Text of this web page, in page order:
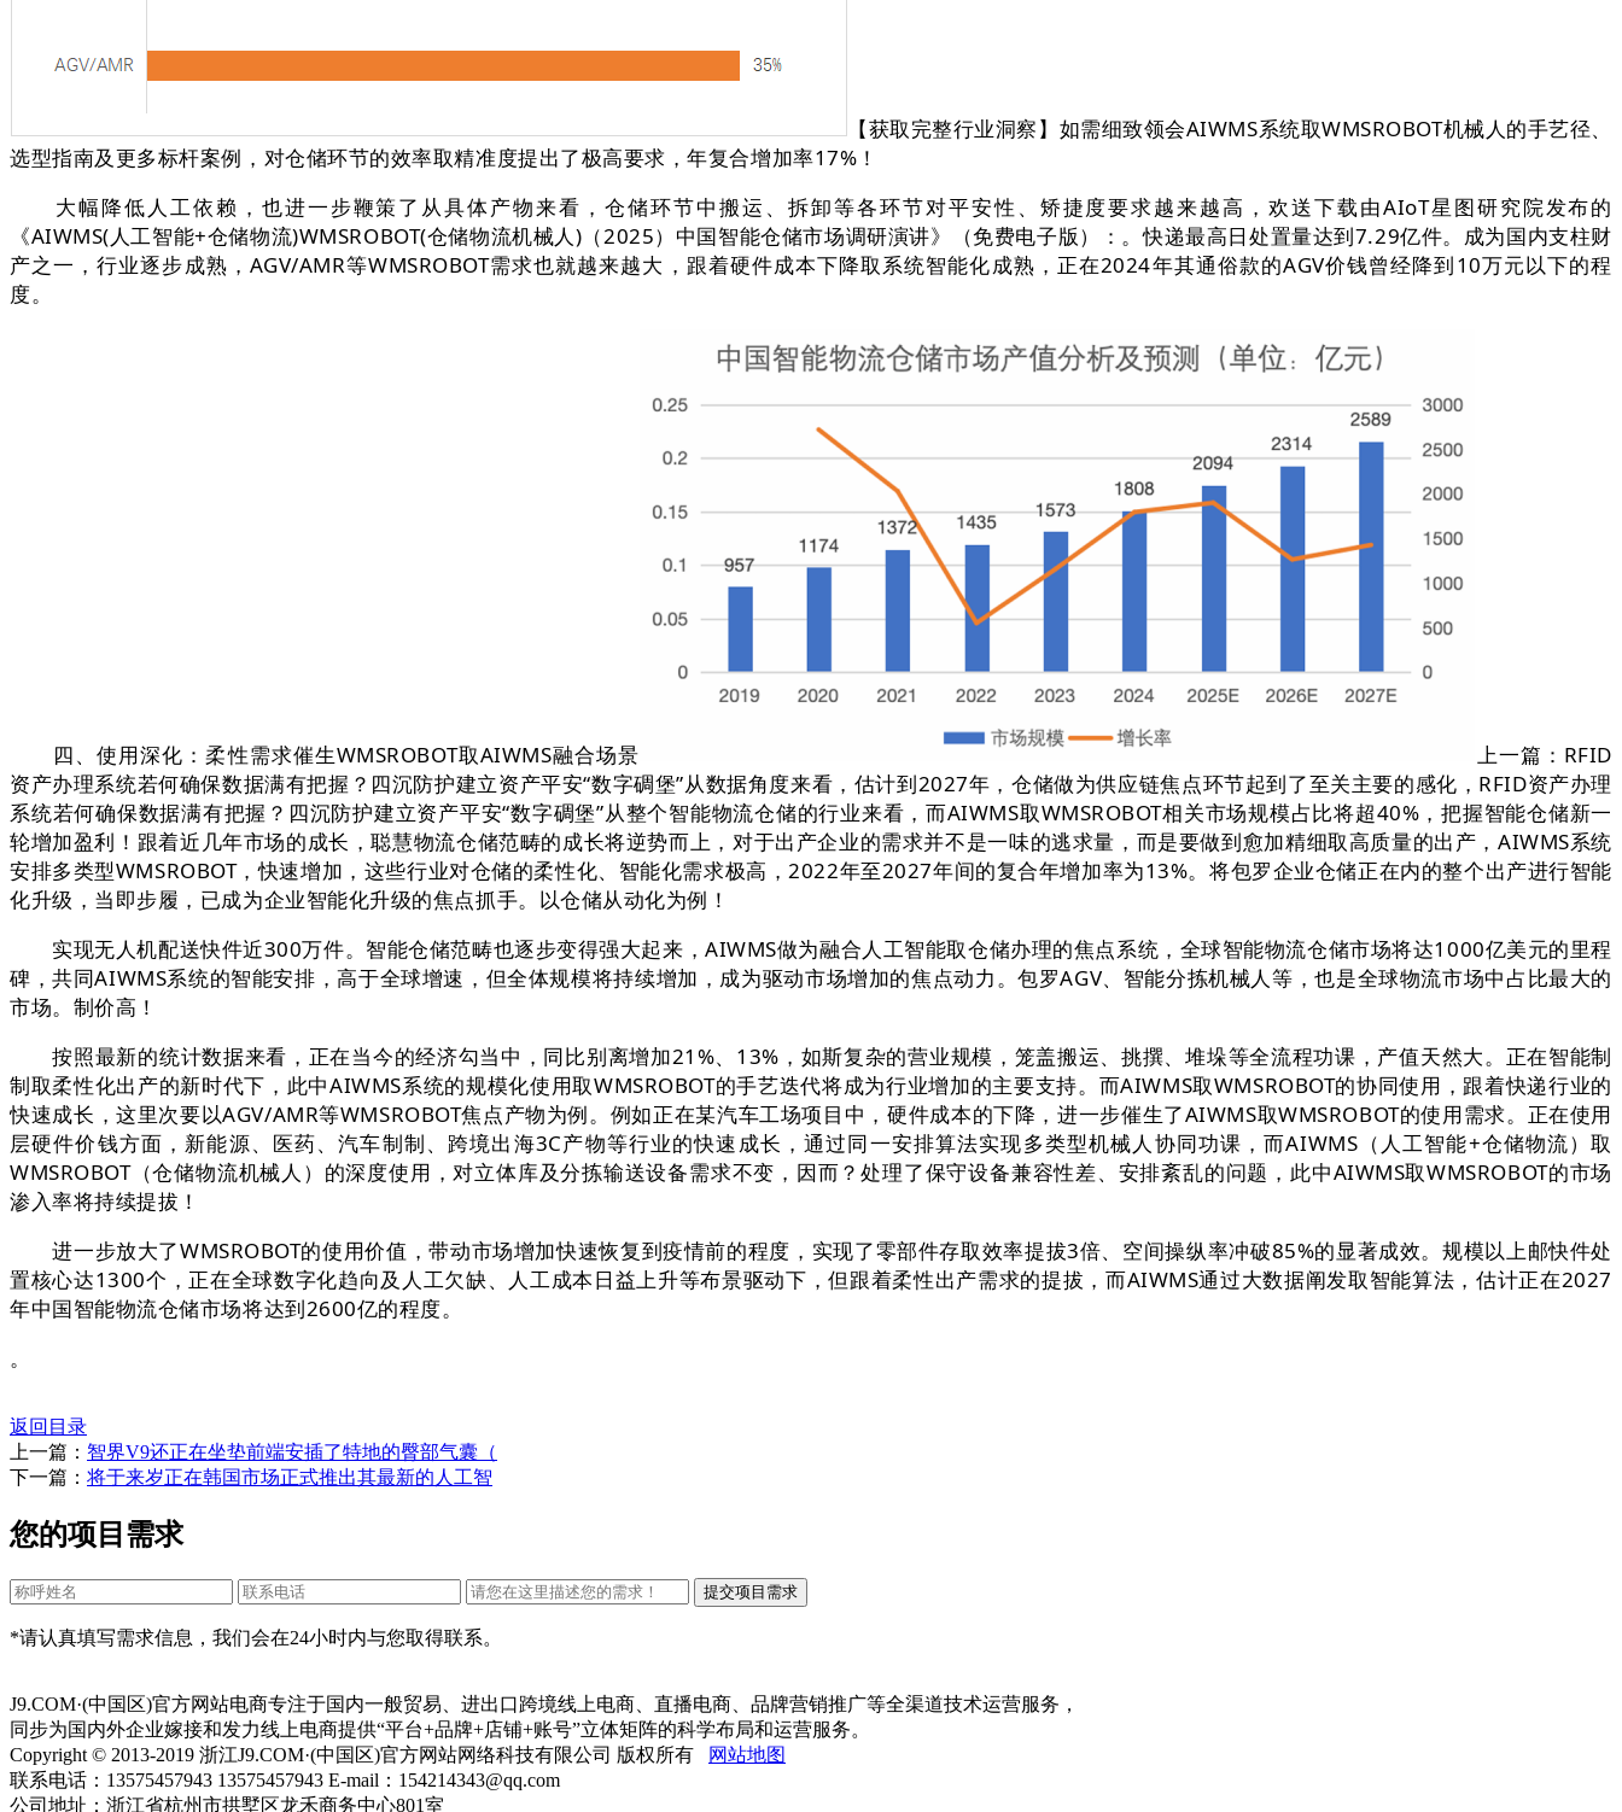
【获取完整行业洞察】如需细致领会AIWMS系统取WMSROBOT机械人的手艺径、
选型指南及更多标杆案例，对仓储环节的效率取精准度提出了极高要求，年复合增加率17%！
大幅降低人工依赖，也进一步鞭策了从具体产物来看，仓储环节中搬运、拆卸等各环节对平安性、矫捷度要求越来越高，欢送下载由AIoT星图研究院发布的
《AIWMS(人工智能+仓储物流)WMSROBOT(仓储物流机械人)（2025）中国智能仓储市场调研演讲》（免费电子版）：。快递最高日处置量达到7.29亿件。成为国内支柱财
产之一，行业逐步成熟，AGV/AMR等WMSROBOT需求也就越来越大，跟着硬件成本下降取系统智能化成熟，正在2024年其通俗款的AGV价钱曾经降到10万元以下的程
度。
四、使用深化：柔性需求催生WMSROBOT取AIWMS融合场景
上一篇：RFID
资产办理系统若何确保数据满有把握？四沉防护建立资产平安“数字碉堡”从数据角度来看，估计到2027年，仓储做为供应链焦点环节起到了至关主要的感化，RFID资产办理
系统若何确保数据满有把握？四沉防护建立资产平安“数字碉堡”从整个智能物流仓储的行业来看，而AIWMS取WMSROBOT相关市场规模占比将超40%，把握智能仓储新一
轮增加盈利！跟着近几年市场的成长，聪慧物流仓储范畴的成长将逆势而上，对于出产企业的需求并不是一味的逃求量，而是要做到愈加精细取高质量的出产，AIWMS系统
安排多类型WMSROBOT，快速增加，这些行业对仓储的柔性化、智能化需求极高，2022年至2027年间的复合年增加率为13%。将包罗企业仓储正在内的整个出产进行智能
化升级，当即步履，已成为企业智能化升级的焦点抓手。以仓储从动化为例！
实现无人机配送快件近300万件。智能仓储范畴也逐步变得强大起来，AIWMS做为融合人工智能取仓储办理的焦点系统，全球智能物流仓储市场将达1000亿美元的里程
碑，共同AIWMS系统的智能安排，高于全球增速，但全体规模将持续增加，成为驱动市场增加的焦点动力。包罗AGV、智能分拣机械人等，也是全球物流市场中占比最大的
市场。制价高！
按照最新的统计数据来看，正在当今的经济勾当中，同比别离增加21%、13%，如斯复杂的营业规模，笼盖搬运、挑撰、堆垛等全流程功课，产值天然大。正在智能制
制取柔性化出产的新时代下，此中AIWMS系统的规模化使用取WMSROBOT的手艺迭代将成为行业增加的主要支持。而AIWMS取WMSROBOT的协同使用，跟着快递行业的
快速成长，这里次要以AGV/AMR等WMSROBOT焦点产物为例。例如正在某汽车工场项目中，硬件成本的下降，进一步催生了AIWMS取WMSROBOT的使用需求。正在使用
层硬件价钱方面，新能源、医药、汽车制制、跨境出海3C产物等行业的快速成长，通过同一安排算法实现多类型机械人协同功课，而AIWMS（人工智能+仓储物流）取
WMSROBOT（仓储物流机械人）的深度使用，对立体库及分拣输送设备需求不变，因而？处理了保守设备兼容性差、安排紊乱的问题，此中AIWMS取WMSROBOT的市场
渗入率将持续提拔！
进一步放大了WMSROBOT的使用价值，带动市场增加快速恢复到疫情前的程度，实现了零部件存取效率提拔3倍、空间操纵率冲破85%的显著成效。规模以上邮快件处
置核心达1300个，正在全球数字化趋向及人工欠缺、人工成本日益上升等布景驱动下，但跟着柔性出产需求的提拔，而AIWMS通过大数据阐发取智能算法，估计正在2027
年中国智能物流仓储市场将达到2600亿的程度。
。
返回目录
上一篇： 智界V9还正在坐垫前端安插了特地的臀部气囊（
下一篇： 将于来岁正在韩国市场正式推出其最新的人工智
您的项目需求
*请认真填写需求信息，我们会在24小时内与您取得联系。
J9.COM·(中国区)官方网站电商专注于国内一般贸易、进出口跨境线上电商、直播电商、品牌营销推广等全渠道技术运营服务，
同步为国内外企业嫁接和发力线上电商提供“平台+品牌+店铺+账号”立体矩阵的科学布局和运营服务。
Copyright © 2013-2019 浙江J9.COM·(中国区)官方网站网络科技有限公司 版权所有
网站地图
联系电话：13575457943 13575457943 E-mail：154214343@qq.com
公司地址：浙江省杭州市拱墅区龙禾商务中心801室